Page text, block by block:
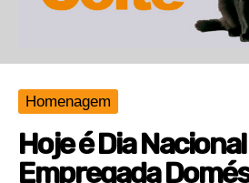
Homenagem
Hoje é Dia
Empregada